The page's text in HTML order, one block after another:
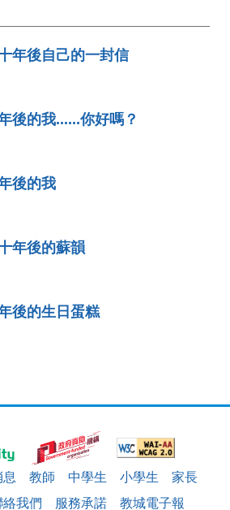
年後自己的一封信
後的我......你好嗎？
後的我
年後的蘇韻
後的生日蛋糕
教師 中學生 小學生
家長
絡我們 服務承諾 教城電子報